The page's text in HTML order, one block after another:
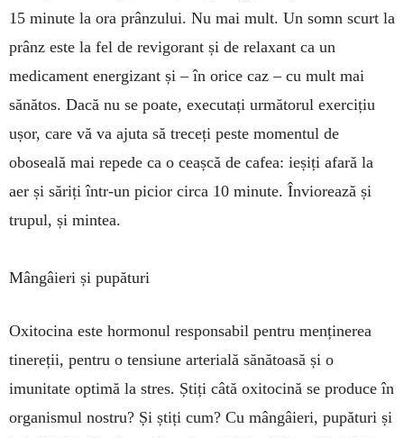
15 mi­nute la ora prânzului. Nu mai mult. Un somn scurt la
prânz este la fel de revigorant și de re­la­xant ca un
medicament ener­gizant și – în orice caz – cu mult mai
sănă­tos. Dacă nu se poate, exe­cutați urmă­torul exercițiu
ușor, care vă va ajuta să tre­ceți peste momentul de
oboseală mai repede ca o ceașcă de cafea: ieșiți afară la
aer și săriți într-un picior circa 10 minute. Înviorează și
trupul, și mintea.
Mângâieri și pupături
Oxitocina este hormonul responsabil pentru menți­nerea
tinereții, pentru o tensiune arterială sănătoasă și o
imunitate optimă la stres. Știți câtă oxitocină se pro­duce în
organismul nostru? Și știți cum? Cu mângâieri, pupături și